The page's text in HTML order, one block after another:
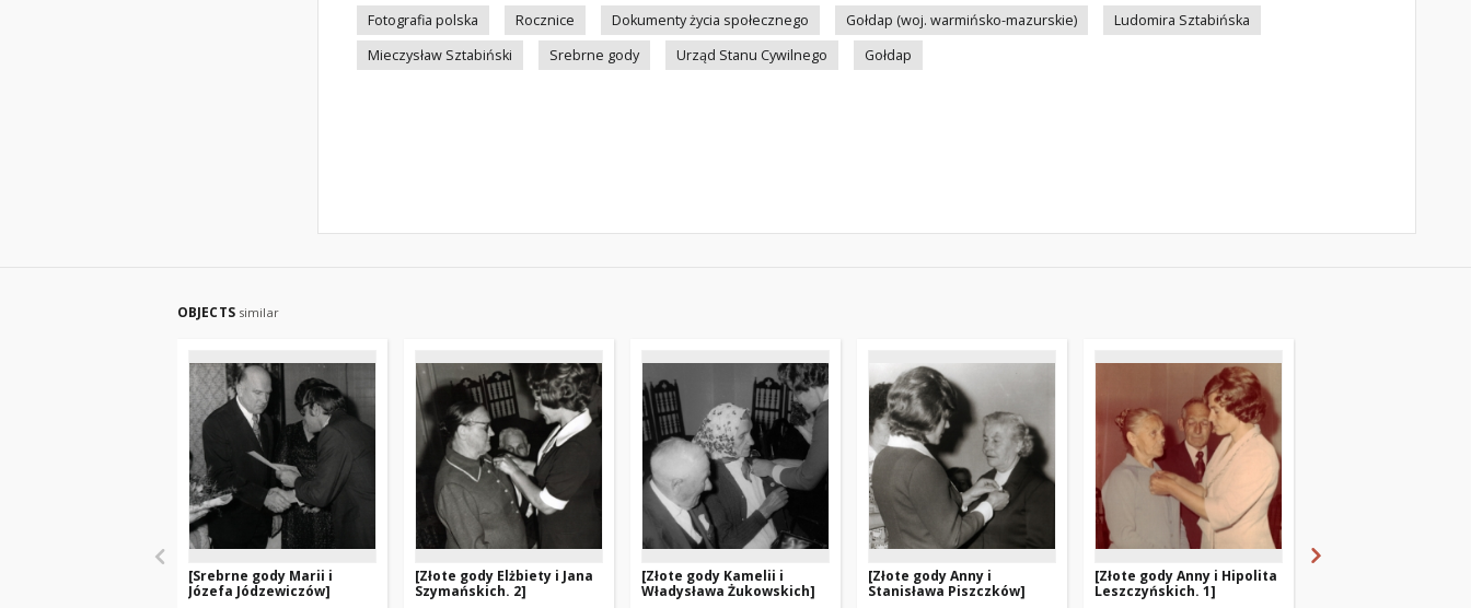
Fotografia polska
Rocznice Dokumenty życia społecznego Gołdap (woj. warmińsko-mazurskie)
Ludomira Sztabińska
Mieczysław Sztabiński
Srebrne gody Urząd Stanu Cywilnego Gołdap
OBJECTS similar
[Srebrne gody Marii i
Józefa Jódzewiczów]
[Złote gody Elżbiety i Jana
Szymańskich. 2]
[Złote gody Kamelii i
Władysława Żukowskich]
[Złote gody Anny i
Stanisława Piszczków]
[Złote gody Anny i Hipolita
Leszczyńskich. 1]